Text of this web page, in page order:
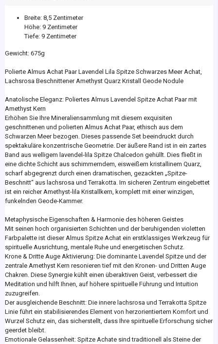
Breite: 8,5 Zentimeter
Höhe: 9 Zentimeter
Tiefe: 9 Zentimeter
Gewicht: 675g
Polierte Almus Achat Paar Lavendel Lila Spitze Schwarzes Meer Achat,
Lachsrosa Beschnittener Amethyst Quarz Kristall Geode Nodule
Anatolische Eleganz: Poliertes Almus Lavendel Spitze Achat Paar mit
Amethyst Kern
Erhöhen Sie Ihre Mineraliensammlung mit diesem exquisiten
geschnittenen und polierten Almus Achat Paar, ethisch aus dem
Schwarzen Meer bezogen. Dieses passende Set beeindruckt durch
spektakuläre konzentrische Geometrie. Der äußere Rand ist in ein zartes
Band aus welligem lavendel-lila Spitze Chalcedon gehüllt. Dies fließt in
eine dichte Schicht aus schimmerndem, eisweißem kristallinem Quarz,
scharf abgegrenzt durch einen dramatischen, gezackten „Spitze-
Beschnitt“ aus lachsrosa und Terrakotta. Im sicheren Zentrum eingebettet
ist ein reicher Amethyst-lila Kristallkern, komplett mit einer winzigen,
funkelnden Geode-Kammer.
Metaphysische Eigenschaften & Harmonie des höheren Geistes
Mit seinen hoch organisierten Schichten und der beruhigenden violetten
Farbpalette ist dieser Almus Spitze Achat ein erstklassiges Werkzeug für
spirituelle Ausrichtung, mentale Ruhe und energetischen Schutz.
Krone & Dritte Auge Aktivierung: Die dominante Lavendel Spitze und der
zentrale Amethyst Kern resonieren tief mit den Kronen- und Dritten Auge
Chakren. Diese Synergie kühlt einen überaktiven Geist, verbessert die
Meditation und hilft Ihnen, auf höhere spirituelle Führung und Intuition
zuzugreifen.
Der ausgleichende Beschnitt: Die innere lachsrosa und Terrakotta Spitze
Linie führt ein stabilisierendes Element von herzorientiertem Komfort und
Wurzel Schutz ein, das sicherstellt, dass Ihre spirituelle Erforschung sicher
geerdet bleibt.
Emotionale Gelassenheit: Spitze Achate sind traditionell als Steine der